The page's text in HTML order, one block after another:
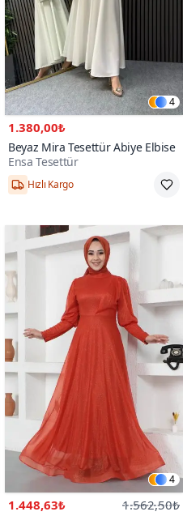
4
1.380,00₺
Beyaz Mira Tesettür Abiye Elbise
Ensa Tesettür
Hızlı Kargo
4
1.448,63₺ 1.562,50₺